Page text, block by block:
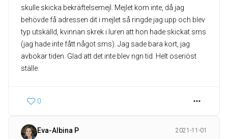
skulle skicka bekräftelsemejl. Mejlet kom inte, då jag
behövde få adressen dit i mejlet så ringde jag upp och blev
typ utskälld, kvinnan skrek i luren att hon hade skickat sms
(jag hade inte fått något sms). Jag sade bara kort, jag
avbokar tiden. Glad att det inte blev ngn tid. Helt oseriöst
ställe.
0
Eva-Albina P
2021-11-01